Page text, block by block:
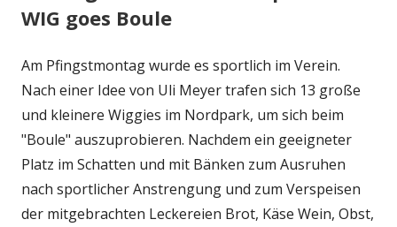
WIG goes Boule
Am Pfingstmontag wurde es sportlich im Verein.
Nach einer Idee von Uli Meyer trafen sich 13 große
und kleinere Wiggies im Nordpark, um sich beim
"Boule" auszuprobieren. Nachdem ein geeigneter
Platz im Schatten und mit Bänken zum Ausruhen
nach sportlicher Anstrengung und zum Verspeisen
der mitgebrachten Leckereien Brot, Käse Wein, Obst,